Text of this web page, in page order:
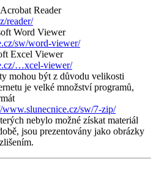
Reader
reader/
Word Viewer
sw/word-viewer/
Excel Viewer
…xcel-viewer/
mohou být z důvodu velikosti
je velké množství programů,
www.slunecnice.cz/sw/7-zip/
nebylo možné získat materiál
jsou prezentovány jako obrázky